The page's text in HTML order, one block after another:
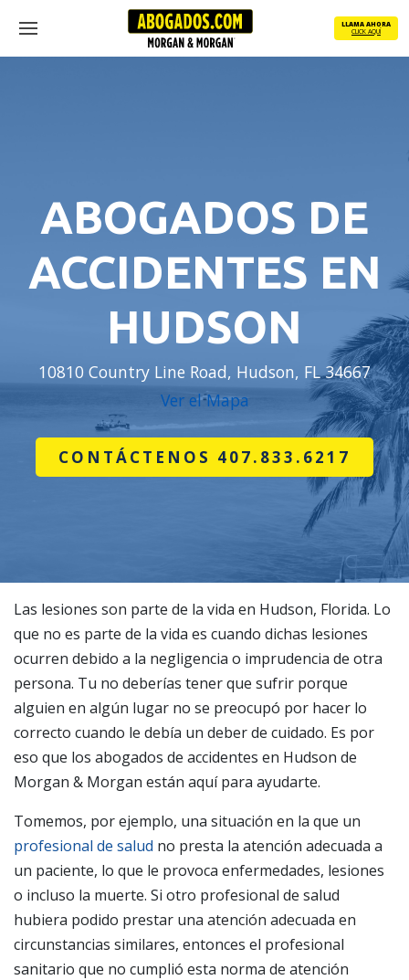
main
Menu
LLAMA AHORA
CLICK AQUÍ
ABOGADOS DE
ACCIDENTES EN
HUDSON
10810 Country Line Road, Hudson, FL 34667
Ver el Mapa
CONTÁCTENOS 407.833.6217
Las lesiones son parte de la vida en Hudson, Florida. Lo
que no es parte de la vida es cuando dichas lesiones
ocurren debido a la negligencia o imprudencia de otra
persona. Tu no deberías tener que sufrir porque
alguien en algún lugar no se preocupó por hacer lo
correcto cuando le debía un deber de cuidado. Es por
eso que los abogados de accidentes en Hudson de
Morgan & Morgan están aquí para ayudarte.
Tomemos, por ejemplo, una situación en la que un
profesional de salud no presta la atención adecuada a
un paciente, lo que le provoca enfermedades, lesiones
o incluso la muerte. Si otro profesional de salud
hubiera podido prestar una atención adecuada en
circunstancias similares, entonces el profesional
sanitario que no cumplió esta norma de atención